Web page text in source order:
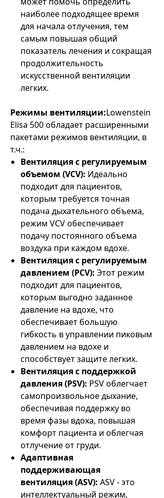
наиболее подходящее время
для начала отлучения, тем
самым повышая общий
показатель лечения и сокращая
продолжительность
искусственной вентиляции
легких.
Режимы вентиляции:Lowenstein
Elisa 500 обладает расширенными
пакетами режимов вентиляции, в
т.ч.:
Вентиляция с регулируемым
объемом (VCV): Идеально
подходит для пациентов,
которым требуется точная
подача дыхательного объема,
режим VCV обеспечивает
подачу постоянного объема
воздуха при каждом вдохе.
Вентиляция с регулируемым
давлением (PCV): Этот режим
подходит для пациентов,
которым выгодно заданное
давление на вдохе, что
обеспечивает большую
гибкость в управлении пиковым
давлением на вдохе и
способствует защите легких.
Вентиляция с поддержкой
давления (PSV): PSV облегчает
самопроизвольное дыхание,
обеспечивая поддержку во
время фазы вдоха, повышая
комфорт пациента и облегчая
отлучение от груди.
Адаптивная
поддерживающая
вентиляция (ASV): ASV - это
интеллектуальный режим,